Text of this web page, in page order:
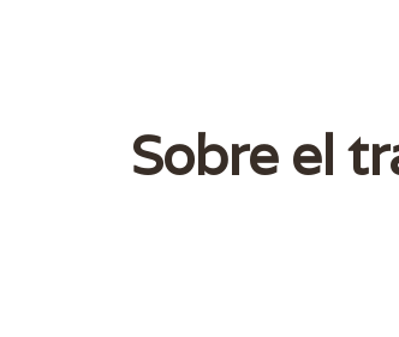
Sobre el